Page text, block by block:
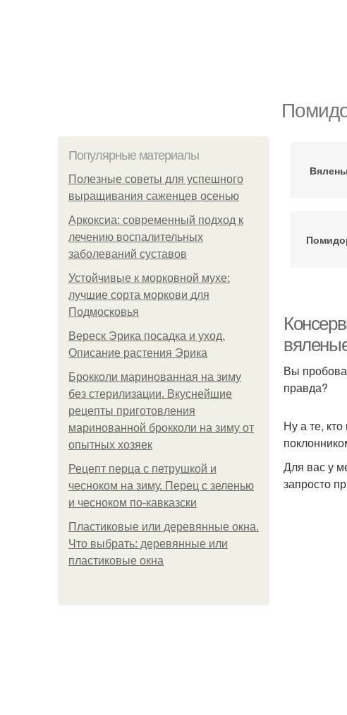
Популярные материалы
Полезные советы для успешного
выращивания саженцев осенью
Аркоксиа: современный подход к
лечению воспалительных
заболеваний суставов
Устойчивые к морковной мухе:
лучшие сорта моркови для
Подмосковья
Вереск Эрика посадка и уход.
Описание растения Эрика
Брокколи маринованная на зиму
без стерилизации. Вкуснейшие
рецепты приготовления
маринованной брокколи на зиму от
опытных хозяек
Рецепт перца с петрушкой и
чесноком на зиму. Перец с зеленью
и чесноком по-кавказски
Пластиковые или деревянные окна.
Что выбрать: деревянные или
пластиковые окна
Вы
правда?
Ну а те,
Для вас у
запросто